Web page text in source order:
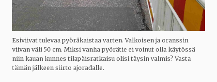
Esiviivat tulevaa pyöräkaistaa varten. Valkoisen ja oranssin
viivan väli 50 cm. Miksi vanha pyörätie ei voinut olla käytössä
niin kauan kunnes tilapäisratkaisu olisi täysin valmis? Vasta
tämän jälkeen siirto ajoradalle.